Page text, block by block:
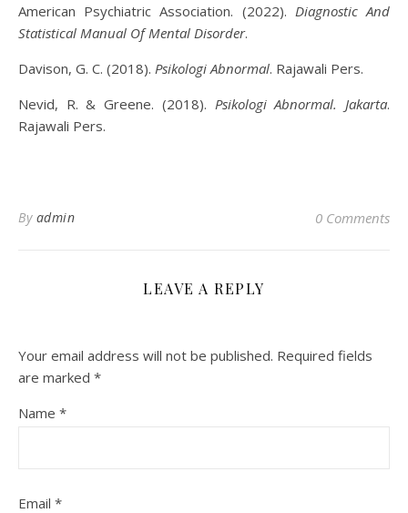
American Psychiatric Association. (2022). Diagnostic And
Statistical Manual Of Mental Disorder.
Davison, G. C. (2018). Psikologi Abnormal. Rajawali Pers.
Nevid, R. & Greene. (2018). Psikologi Abnormal. Jakarta.
Rajawali Pers.
By admin 0 Comments
LEAVE A REPLY
Your email address will not be published. Required fields
are marked *
Name *
Email *